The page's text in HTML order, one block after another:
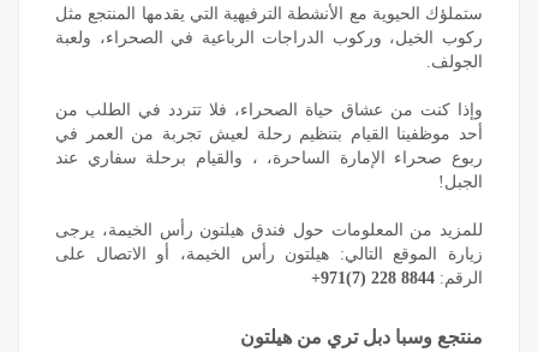
ستملؤك الحيوية مع الأنشطة الترفيهية التي يقدمها المنتجع مثل
ركوب الخيل، وركوب الدراجات الرباعية في الصحراء، ولعبة
الجولف.
وإذا كنت من عشاق حياة الصحراء، فلا تتردد في الطلب من
أحد موظفينا القيام بتنظيم رحلة لعيش تجربة من العمر في
ربوع صحراء الإمارة الساحرة، ، والقيام برحلة سفاري عند
الجبل!
للمزيد من المعلومات حول فندق هيلتون رأس الخيمة، يرجى
زيارة الموقع التالي: هيلتون رأس الخيمة، أو الاتصال على
الرقم: +971(7) 228 8844
منتجع وسبا دبل تري من هيلتون